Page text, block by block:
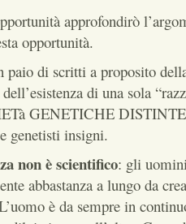
approfondirò
opportunità.
paio di scritti a proposito
di una sola
GENETICHE DISTINTE
genetisti insigni.
non è scientifico: gli
abbastanza a lungo da
è da sempre in